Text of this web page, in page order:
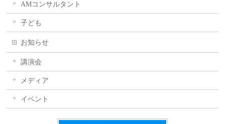
AMコンサルタント
子ども
お知らせ
講演会
メディア
イベント